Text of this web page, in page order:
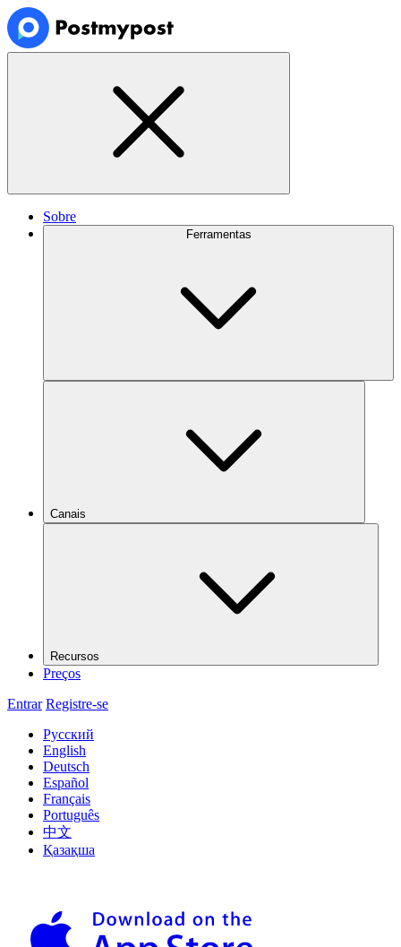
Sobre
Ferramentas
Canais
Recursos
Preços
Entrar Registre-se
Русский
English
Deutsch
Español
Français
Português
中文
Қазақша